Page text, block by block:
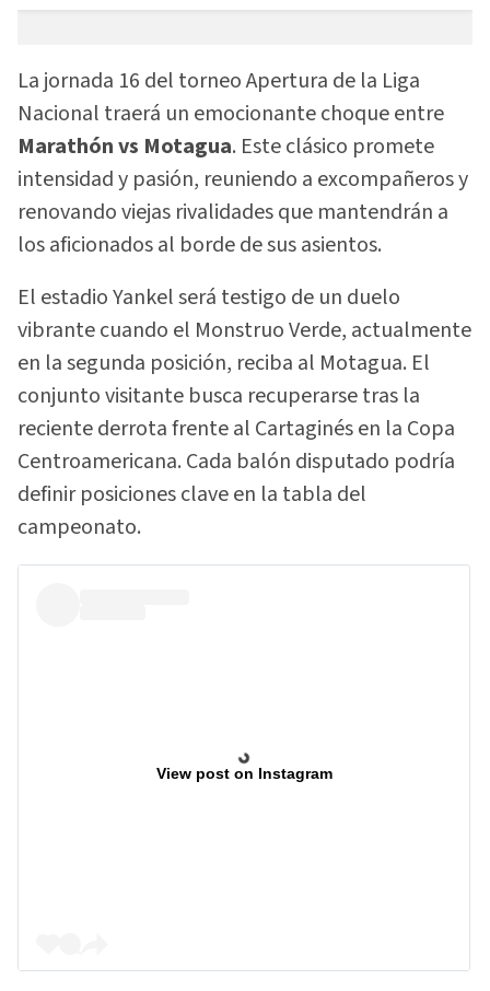
La jornada 16 del torneo Apertura de la Liga
Nacional traerá un emocionante choque entre
Marathón vs Motagua. Este clásico promete
intensidad y pasión, reuniendo a excompañeros y
renovando viejas rivalidades que mantendrán a
los aficionados al borde de sus asientos.
El estadio Yankel será testigo de un duelo
vibrante cuando el Monstruo Verde, actualmente
en la segunda posición, reciba al Motagua. El
conjunto visitante busca recuperarse tras la
reciente derrota frente al Cartaginés en la Copa
Centroamericana. Cada balón disputado podría
definir posiciones clave en la tabla del
campeonato.
View post on Instagram